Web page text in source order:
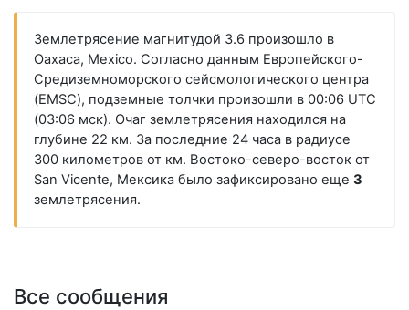
Землетрясение магнитудой 3.6 произошло в
Oaxaca, Mexico. Согласно данным Европейского-
Средиземноморского сейсмологического центра
(EMSC), подземные толчки произошли в 00:06 UTC
(03:06 мск). Очаг землетрясения находился на
глубине 22 км. За последние 24 часа в радиусе
300 километров от км. Востоко-северо-восток от
San Vicente, Мексика было зафиксировано еще 3
землетрясения.
Все сообщения